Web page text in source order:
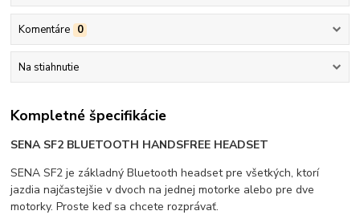
Komentáre 0
Na stiahnutie
Kompletné špecifikácie
SENA SF2 BLUETOOTH HANDSFREE HEADSET
SENA SF2 je základný Bluetooth headset pre všetkých, ktorí
jazdia najčastejšie v dvoch na jednej motorke alebo pre dve
motorky. Proste keď sa chcete rozprávať.